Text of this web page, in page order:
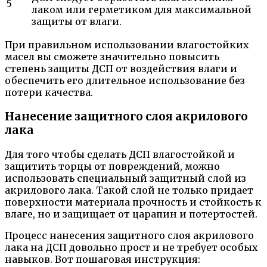
5
лаком или герметиком для максимальной
защиты от влаги.
При правильном использовании влагостойких
масел вы сможете значительно повысить
степень защиты ДСП от воздействия влаги и
обеспечить его длительное использование без
потери качества.
Нанесение защитного слоя акрилового
лака
Для того чтобы сделать ДСП влагостойкой и
защитить торцы от повреждений, можно
использовать специальный защитный слой из
акрилового лака. Такой слой не только придает
поверхности материала прочность и стойкость к
влаге, но и защищает от царапин и потертостей.
Процесс нанесения защитного слоя акрилового
лака на ДСП довольно прост и не требует особых
навыков. Вот пошаговая инструкция: